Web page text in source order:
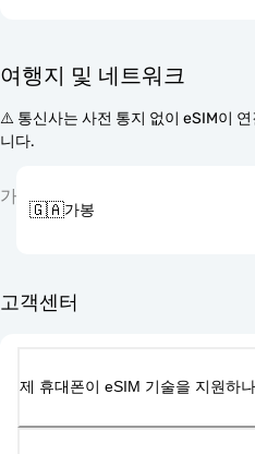
여행지 및 네트워크
⚠️ 통신사는 사전 통지 없이 eSIM이
니다.
가
🇬🇦가봉
고객센터
제 휴대폰이 eSIM 기술을 지원하